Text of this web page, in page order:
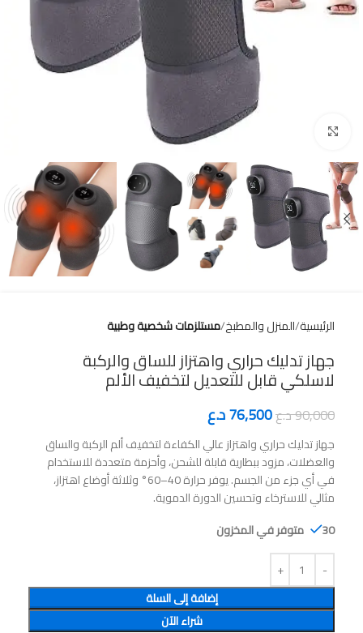
الرئيسية المنزل والمطبخ مستلزمات شخصية وطبية
جهاز تدليك حراري واهتزاز للساق والركبة
لاسلكي قابل للتعديل لتخفيف الألم
90,000د.ع76,500د.ع
جهاز تدليك حراري واهتزاز عالي الكفاءة لتخفيف ألم الركبة والساق
والعضلات، مزود ببطارية قابلة للشحن، وأحزمة متعددة للاستخدام
في أي جزء من الجسم. يوفر حرارة 40–60° وثلاثة أوضاع اهتزاز،
مثالي للاسترخاء وتحسين الدورة الدموية.
30 متوفر في المخزون
إضافة إلى السلة
شراء الآن